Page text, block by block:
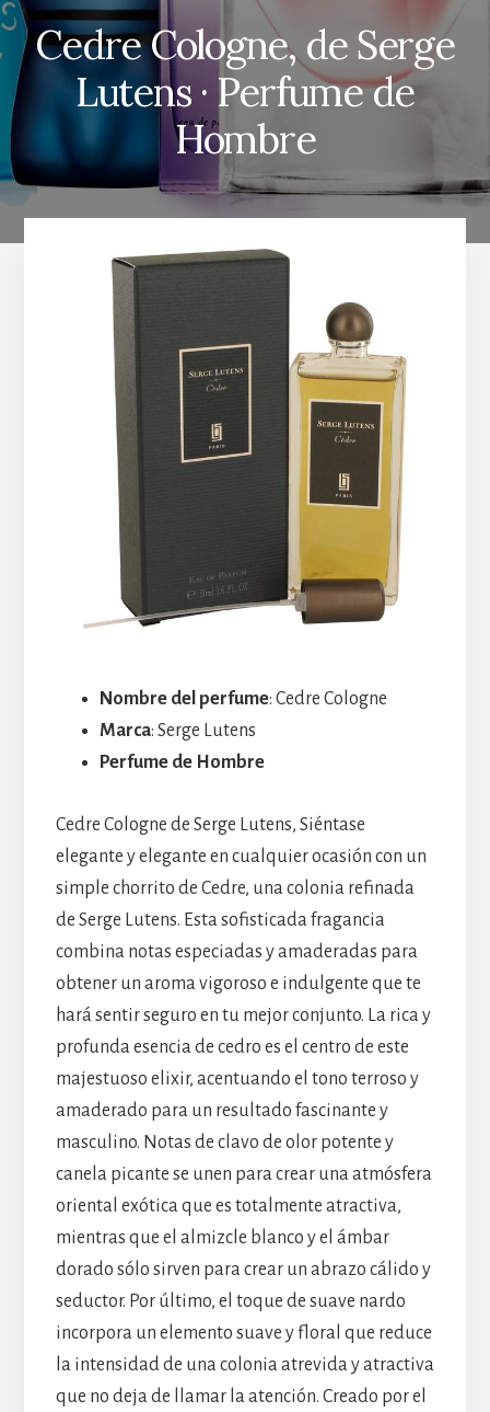
Cedre Cologne, de Serge
Lutens · Perfume de
Hombre
Nombre del perfume: Cedre Cologne
Marca: Serge Lutens
Perfume de Hombre
Cedre Cologne de Serge Lutens, Siéntase
elegante y elegante en cualquier ocasión con un
simple chorrito de Cedre, una colonia refinada
de Serge Lutens. Esta sofisticada fragancia
combina notas especiadas y amaderadas para
obtener un aroma vigoroso e indulgente que te
hará sentir seguro en tu mejor conjunto. La rica y
profunda esencia de cedro es el centro de este
majestuoso elixir, acentuando el tono terroso y
amaderado para un resultado fascinante y
masculino. Notas de clavo de olor potente y
canela picante se unen para crear una atmósfera
oriental exótica que es totalmente atractiva,
mientras que el almizcle blanco y el ámbar
dorado sólo sirven para crear un abrazo cálido y
seductor. Por último, el toque de suave nardo
incorpora un elemento suave y floral que reduce
la intensidad de una colonia atrevida y atractiva
que no deja de llamar la atención. Creado por el